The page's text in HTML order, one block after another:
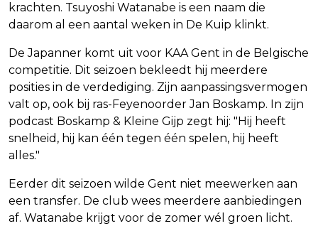
krachten. Tsuyoshi Watanabe is een naam die
daarom al een aantal weken in De Kuip klinkt.
De Japanner komt uit voor KAA Gent in de Belgische
competitie. Dit seizoen bekleedt hij meerdere
posities in de verdediging. Zijn aanpassingsvermogen
valt op, ook bij ras-Feyenoorder Jan Boskamp. In zijn
podcast Boskamp & Kleine Gijp zegt hij: "Hij heeft
snelheid, hij kan één tegen één spelen, hij heeft
alles."
Eerder dit seizoen wilde Gent niet meewerken aan
een transfer. De club wees meerdere aanbiedingen
af. Watanabe krijgt voor de zomer wél groen licht.